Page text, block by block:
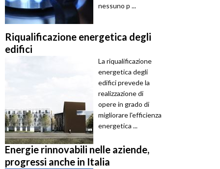
nessuno p ...
Riqualificazione energetica degli
edifici
La riqualificazione
energetica degli
edifici prevede la
realizzazione di
opere in grado di
migliorare l'efficienza
energetica ...
Energie rinnovabili nelle aziende,
progressi anche in Italia